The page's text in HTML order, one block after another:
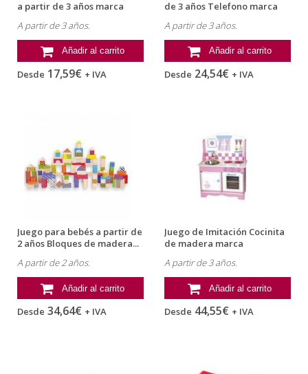
a partir de 3 años marca
A partir de 3 años.
Añadir al carrito
Desde 17,59€ + IVA
de 3 años Telefono marca
A partir de 3 años.
Añadir al carrito
Desde 24,54€ + IVA
Juego para bebés a partir de
2 años Bloques de madera...
A partir de 2 años.
Añadir al carrito
Desde 34,64€ + IVA
Juego de Imitación Cocinita
de madera marca
A partir de 3 años.
Añadir al carrito
Desde 44,55€ + IVA